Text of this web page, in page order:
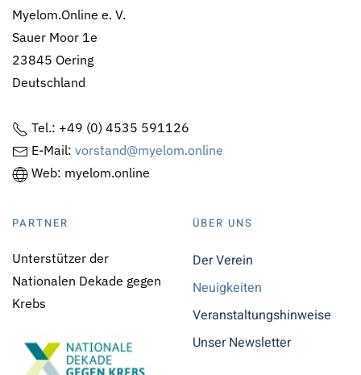
Myelom.Online e. V.
Sauer Moor 1e
23845 Oering
Deutschland
Tel.: +49 (0) 4535 591126
E-Mail: vorstand@myelom.online
Web: myelom.online
PARTNER
Unterstützer der
Nationalen Dekade gegen
Krebs
ÜBER UNS
Der Verein
Neuigkeiten
Veranstaltungshinweise
Unser Newsletter